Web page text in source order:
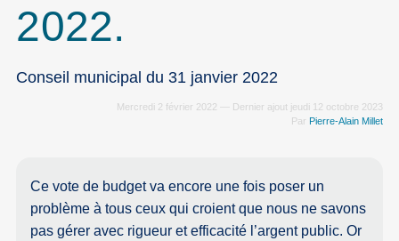
2022.
Conseil municipal du 31 janvier 2022
Mercredi 2 février 2022 — Dernier ajout jeudi 12 octobre 2023
Par Pierre-Alain Millet
Ce vote de budget va encore une fois poser un
problème à tous ceux qui croient que nous ne savons
pas gérer avec rigueur et efficacité l’argent public. Or